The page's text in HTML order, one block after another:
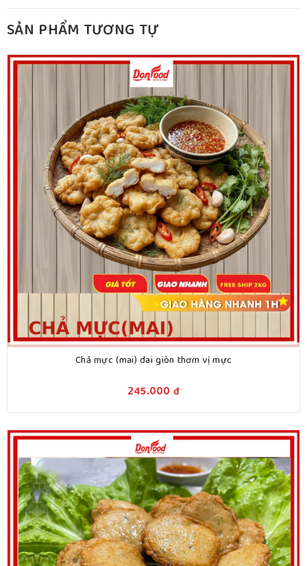
SẢN PHẨM TƯƠNG TỰ
Chả mực (mai) dai giòn thơm vị mực
245.000đ